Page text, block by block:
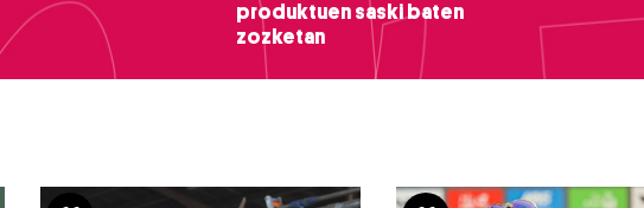
produktuen saski baten
zozketan